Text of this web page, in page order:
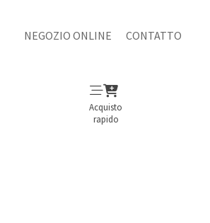
NEGOZIO ONLINE CONTATTO
Acquisto
rapido